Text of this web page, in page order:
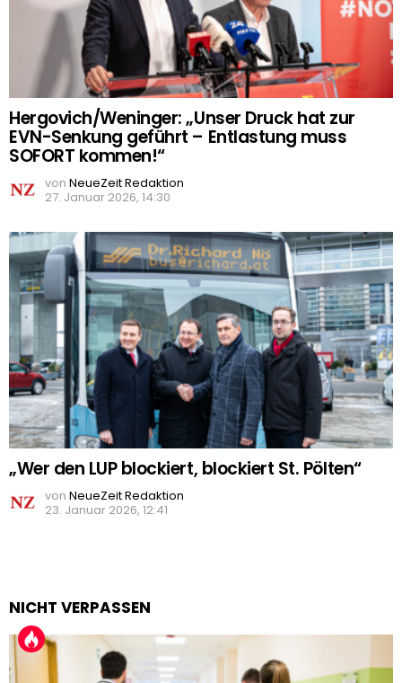
Hergovich/Weninger: „Unser Druck hat zur
EVN-Senkung geführt – Entlastung muss
SOFORT kommen!“
von NeueZeit Redaktion
27. Januar 2026, 14:30
„Wer den LUP blockiert, blockiert St. Pölten“
von NeueZeit Redaktion
23. Januar 2026, 12:41
NICHT VERPASSEN